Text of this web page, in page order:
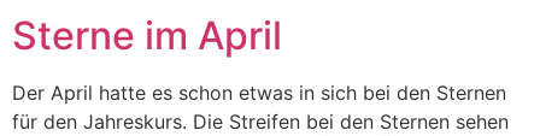
Sterne im April
Der April hatte es schon etwas in sich bei den Sternen
für den Jahreskurs. Die Streifen bei den Sternen sehen